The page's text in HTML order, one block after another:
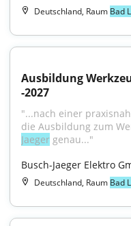
Deutschland, Raum Bad
Ausbildung
-2027
"...nach einer
die Ausbildung zum
Jaeger genau..."
Busch-Jaeger Elektro
Deutschland, Raum Bad